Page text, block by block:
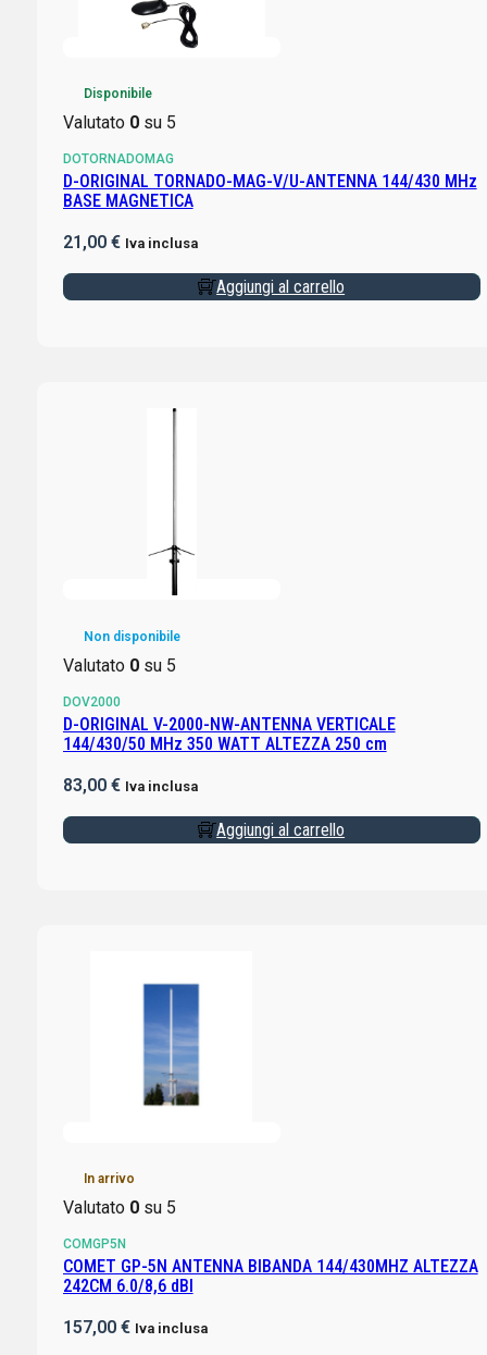
Disponibile
Valutato 0su 5
DOTORNADOMAG
D-ORIGINAL TORNADO-MAG-V/U-ANTENNA 144/430 MHz
BASE MAGNETICA
21,00 € Iva inclusa
Aggiungi al carrello
Non disponibile
Valutato 0su 5
DOV2000
D-ORIGINAL V-2000-NW-ANTENNA VERTICALE
144/430/50 MHz 350 WATT ALTEZZA 250 cm
83,00 € Iva inclusa
Aggiungi al carrello
In arrivo
Valutato 0su 5
COMGP5N
COMET GP-5N ANTENNA BIBANDA 144/430MHZ ALTEZZA
242CM 6.0/8,6 dBI
157,00 € Iva inclusa